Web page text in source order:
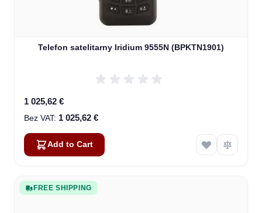
Telefon satelitarny Iridium 9555N (BPKTN1901)
1 025,62 €
1 025,62 €
Add to Cart
FREE SHIPPING